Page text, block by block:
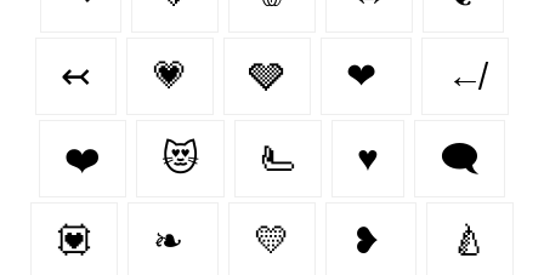
↢ 💗 🩶 ❤ ↚
❤️ 😻 🫷 ♥️ 🗨
💟 ❧ 💛 ❥ 🍐